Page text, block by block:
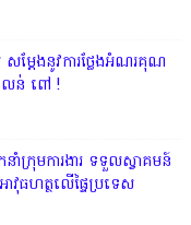
សម្តែងនូវការថ្លែងអំណរគុណ
លន់ ពៅ !
ក្រុមការងារ ទទួលស្វាគមន៍
ាវុធហត្ថលើផ្ទៃប្រទេស